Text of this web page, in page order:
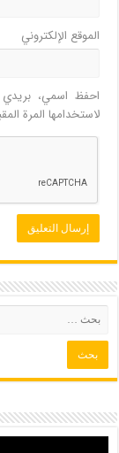
الموقع الإلكتروني
احفظ اسمي، بريدي
لاستخدامها المرة